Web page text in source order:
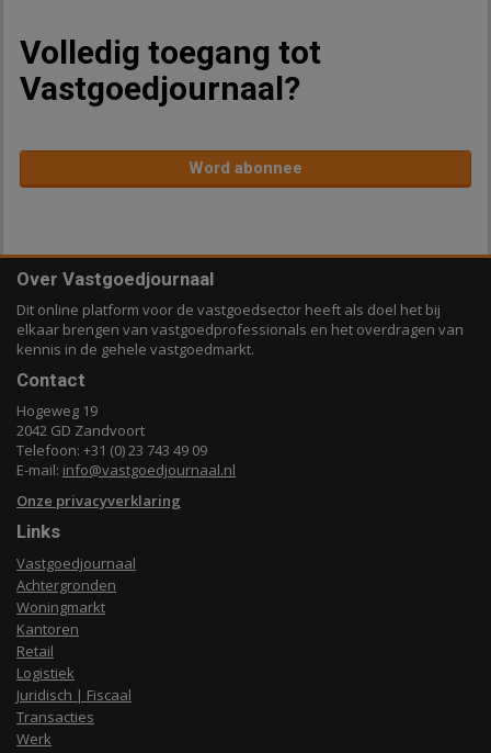
Volledig toegang tot
Vastgoedjournaal?
Word abonnee
Over Vastgoedjournaal
Dit online platform voor de vastgoedsector heeft als doel het bij
elkaar brengen van vastgoedprofessionals en het overdragen van
kennis in de gehele vastgoedmarkt.
Contact
Hogeweg 19
2042 GD Zandvoort
Telefoon: +31 (0) 23 743 49 09
E-mail: info@vastgoedjournaal.nl
Onze privacyverklaring
Links
Vastgoedjournaal
Achtergronden
Woningmarkt
Kantoren
Retail
Logistiek
Juridisch | Fiscaal
Transacties
Werk